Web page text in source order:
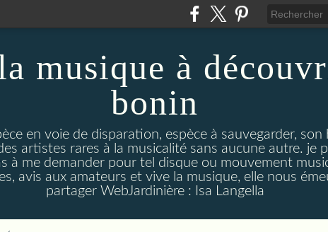
musique à
bonin
en voie de disparation, espèce à sauvegarder,
artistes rares à la musicalité sans aucune autre. je
à me demander pour tel disque ou mouvement
avis aux amateurs et vive la musique, elle nous
partager WebJardinière : Isa Langella